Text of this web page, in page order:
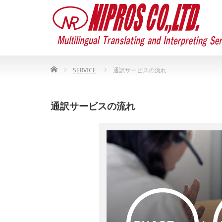
Home SERVICE 通訳サービスの流れ
通訳サービスの流れ